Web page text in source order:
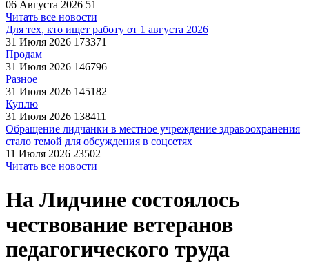
06 Августа 2026 51
Читать все новости
Для тех, кто ищет работу от 1 августа 2026
31 Июля 2026 173371
Продам
31 Июля 2026 146796
Разное
31 Июля 2026 145182
Куплю
31 Июля 2026 138411
Обращение лидчанки в местное учреждение здравоохранения
стало темой для обсуждения в соцсетях
11 Июля 2026 23502
Читать все новости
На Лидчине состоялось
чествование ветеранов
педагогического труда